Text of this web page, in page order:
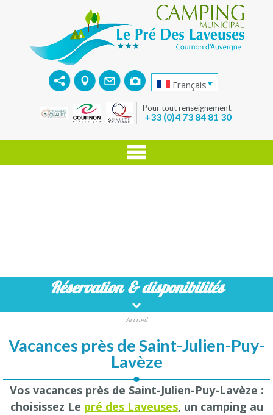
Français
Pour tout renseignement,
+33 (0)4 73 84 81 30
Réservation & disponibilités
Accueil
Vacances près de Saint-Julien-Puy-
Lavèze
Vos vacances près de Saint-Julien-Puy-Lavèze :
choisissez Le pré des Laveuses, un camping au